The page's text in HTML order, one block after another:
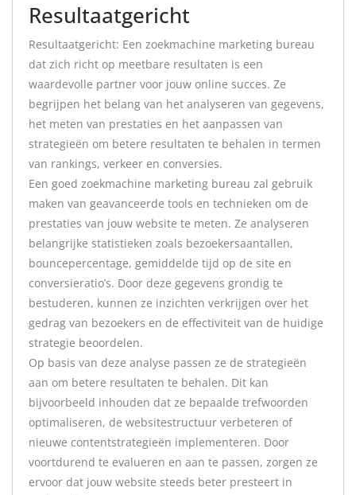
Resultaatgericht
Resultaatgericht: Een zoekmachine marketing bureau
dat zich richt op meetbare resultaten is een
waardevolle partner voor jouw online succes. Ze
begrijpen het belang van het analyseren van gegevens,
het meten van prestaties en het aanpassen van
strategieën om betere resultaten te behalen in termen
van rankings, verkeer en conversies.
Een goed zoekmachine marketing bureau zal gebruik
maken van geavanceerde tools en technieken om de
prestaties van jouw website te meten. Ze analyseren
belangrijke statistieken zoals bezoekersaantallen,
bouncepercentage, gemiddelde tijd op de site en
conversieratio’s. Door deze gegevens grondig te
bestuderen, kunnen ze inzichten verkrijgen over het
gedrag van bezoekers en de effectiviteit van de huidige
strategie beoordelen.
Op basis van deze analyse passen ze de strategieën
aan om betere resultaten te behalen. Dit kan
bijvoorbeeld inhouden dat ze bepaalde trefwoorden
optimaliseren, de websitestructuur verbeteren of
nieuwe contentstrategieën implementeren. Door
voortdurend te evalueren en aan te passen, zorgen ze
ervoor dat jouw website steeds beter presteert in